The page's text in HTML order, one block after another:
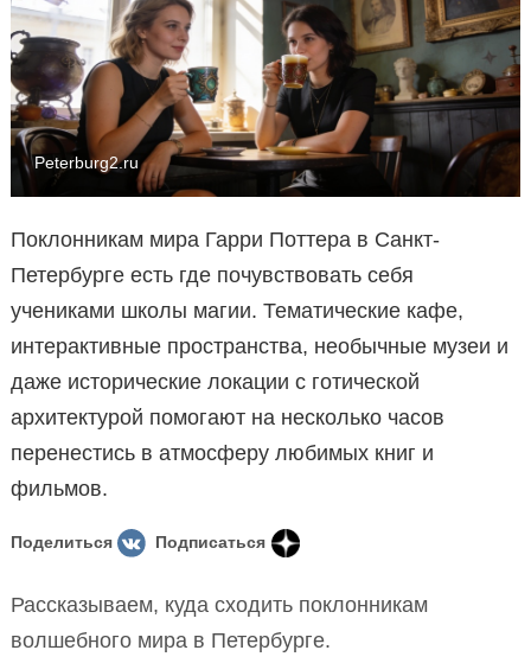
Peterburg2.ru
Поклонникам мира Гарри Поттера в Санкт-
Петербурге есть где почувствовать себя
учениками школы магии. Тематические кафе,
интерактивные пространства, необычные музеи и
даже исторические локации с готической
архитектурой помогают на несколько часов
перенестись в атмосферу любимых книг и
фильмов.
Поделиться Подписаться
Рассказываем, куда сходить поклонникам
волшебного мира в Петербурге.